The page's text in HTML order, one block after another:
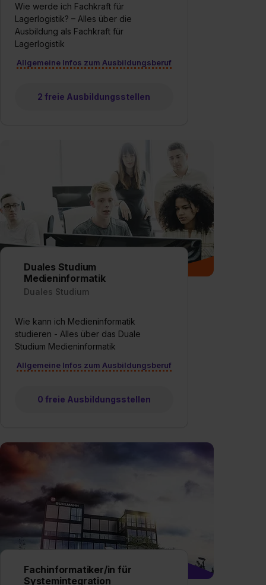
Wie werde ich Fachkraft für
Lagerlogistik? – Alles über die
Ausbildung als Fachkraft für
Lagerlogistik
Allgemeine Infos zum Ausbildungsberuf
2 freie Ausbildungsstellen
Duales Studium
Medieninformatik
Duales Studium
Wie kann ich Medieninformatik
studieren - Alles über das Duale
Studium Medieninformatik
Allgemeine Infos zum Ausbildungsberuf
0 freie Ausbildungsstellen
Fachinformatiker/in für
Systemintegration